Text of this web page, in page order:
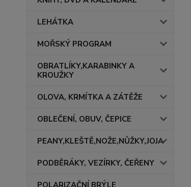
LEHÁTKA
MOŘSKÝ PROGRAM
OBRATLÍKY,KARABINKY A
KROUŽKY
OLOVA, KRMÍTKA A ZÁTĚŽE
OBLEČENÍ, OBUV, ČEPICE
PEANY,KLEŠTĚ,NOŽE,NŮŽKY,JOJA
PODBĚRÁKY, VEZÍRKY, ČEŘENY
POLARIZAČNÍ BRÝLE